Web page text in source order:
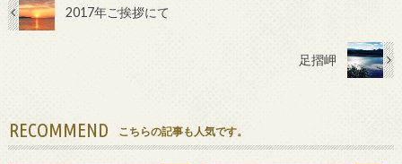
2017年ご挨拶にて
足摺岬
RECOMMEND こちらの記事も人気です。